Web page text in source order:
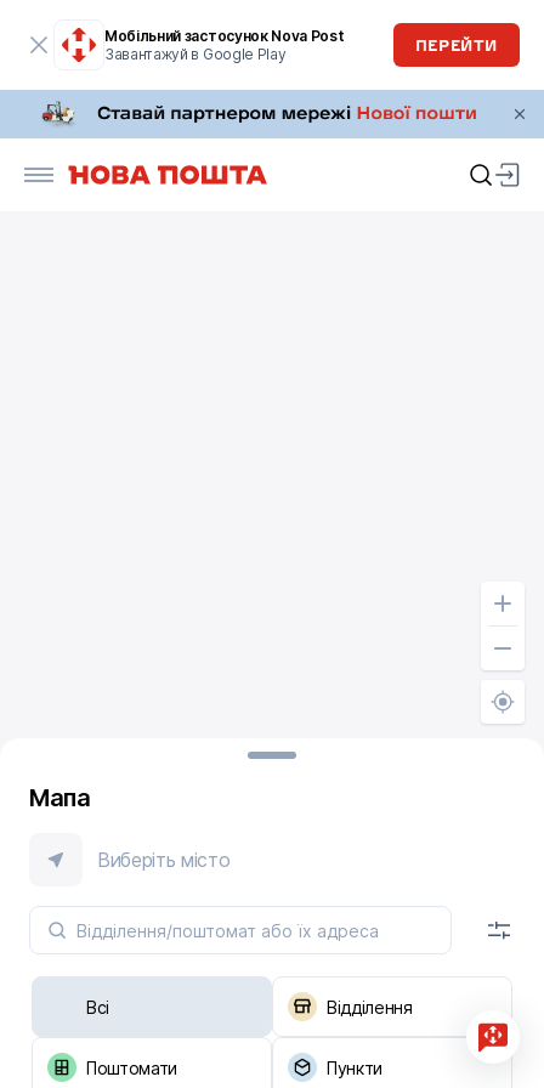
Мобільний застосунок Nova Post
Завантажуй в Google Play
ПЕРЕЙТИ
Мапа
Виберіть місто
Всі Відділення
Поштомати Пункти